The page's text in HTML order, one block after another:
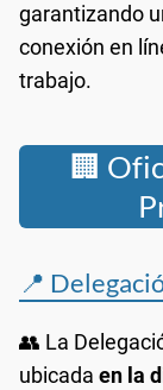
garantizando
conexión en
trabajo.
🏢
📍
👥 La
ubicada en la